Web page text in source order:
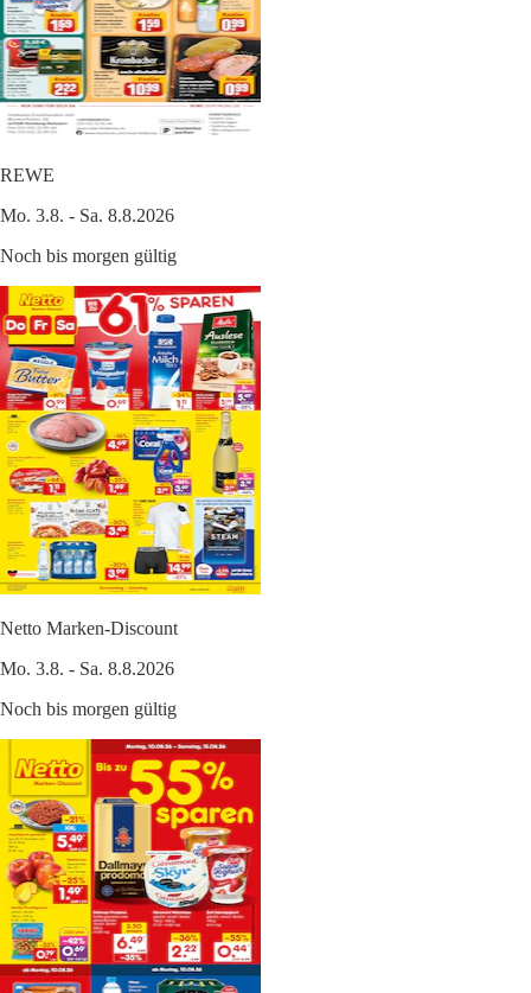
REWE
Mo. 3.8. - Sa. 8.8.2026
Noch bis morgen gültig
Netto Marken-Discount
Mo. 3.8. - Sa. 8.8.2026
Noch bis morgen gültig